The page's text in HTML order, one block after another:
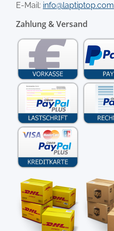
E-Mail: info@laptiptop.com
Zahlung & Versand